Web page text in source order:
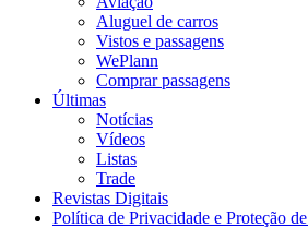
Aluguel de carros
Vistos e passagens
WePlann
Comprar passagens
Últimas
Notícias
Vídeos
Listas
Trade
Revistas Digitais
Política de Privacidade e Proteção